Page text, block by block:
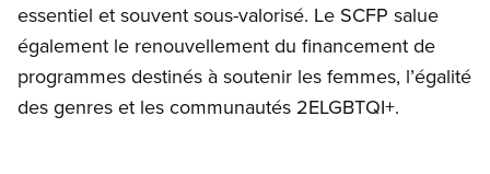
essentiel et souvent sous-valorisé. Le SCFP salue
également le renouvellement du financement de
programmes destinés à soutenir les femmes, l’égalité
des genres et les communautés 2ELGBTQI+.